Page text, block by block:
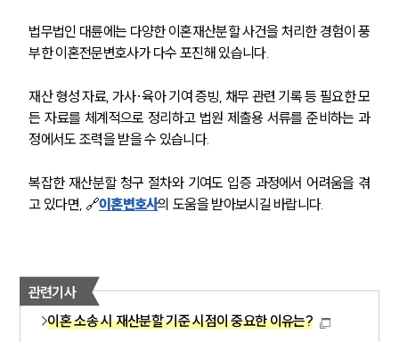
법무법인 대륜에는 다양한 이혼재산분할 사건을 처리한 경험이 풍
부한 이혼전문변호사가 다수 포진해 있습니다.
재산 형성 자료, 가사·육아 기여 증빙, 채무 관련 기록 등 필요한 모
든 자료를 체계적으로 정리하고 법원 제출용 서류를 준비하는 과
정에서도 조력을 받을 수 있습니다.
복잡한 재산분할 청구 절차와 기여도 입증 과정에서 어려움을 겪
고 있다면, 🔗이혼변호사의 도움을 받아보시길 바랍니다.
관련기사
이혼 소송 시 재산분할 기준 시점이 중요한 이유는?